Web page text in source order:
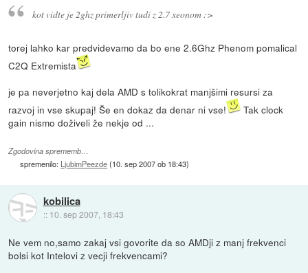
kot vidte je 2ghz primerljiv tudi z 2.7 xeonom :>
torej lahko kar predvidevamo da bo ene 2.6Ghz Phenom pomalical
C2Q Extremista
je pa neverjetno kaj dela AMD s tolikokrat manjšimi resursi za
razvoj in vse skupaj! Še en dokaz da denar ni vse!
Tak clock
gain nismo doživeli že nekje od ...
Zgodovina sprememb…
spremenilo: LjubimPeezde(10. sep 2007 ob 18:43)
kobilica
:: 10. sep 2007, 18:43
Ne vem no,samo zakaj vsi govorite da so AMDji z manj frekvenci
bolsi kot Intelovi z vecji frekvencami?